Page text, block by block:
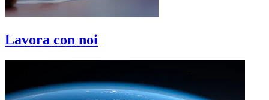
Lavora con noi